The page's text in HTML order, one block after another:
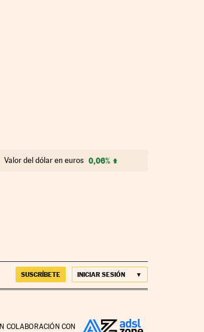
Valor del dólar en euros 0,06%
SUSCRÍBETE INICIAR SESIÓN
COLABORACIÓN CON